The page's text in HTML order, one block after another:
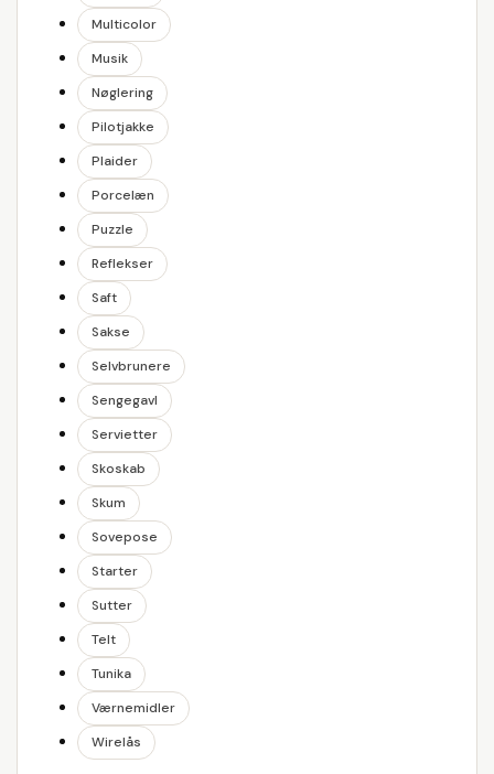
Multicolor
Musik
Nøglering
Pilotjakke
Plaider
Porcelæn
Puzzle
Reflekser
Saft
Sakse
Selvbrunere
Sengegavl
Servietter
Skoskab
Skum
Sovepose
Starter
Sutter
Telt
Tunika
Værnemidler
Wirelås